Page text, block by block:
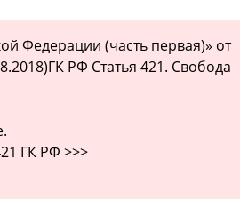
Федерации (часть первая)» от
РФ Статья 421. Свобода
ГК РФ >>>